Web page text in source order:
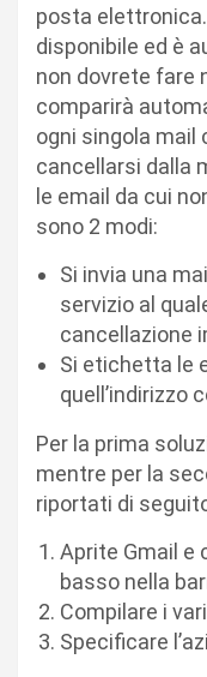
posta elettronica.
disponibile ed è
non dovrete fare
comparirà
ogni singola mail
cancellarsi dalla
le email da cui
sono 2 modi:
Si invia una
servizio al
cancellazione
Si etichetta le
quell’indirizzo
Per la prima
mentre per la
riportati di
Aprite Gmail e
basso nella
Compilare i
Specificare